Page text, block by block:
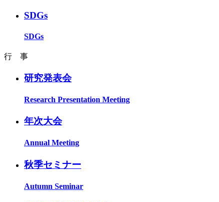
SDGs
SDGs
行 事
研究発表会
Research Presentation Meeting
年次大会
Annual Meeting
秋季セミナー
Autumn Seminar